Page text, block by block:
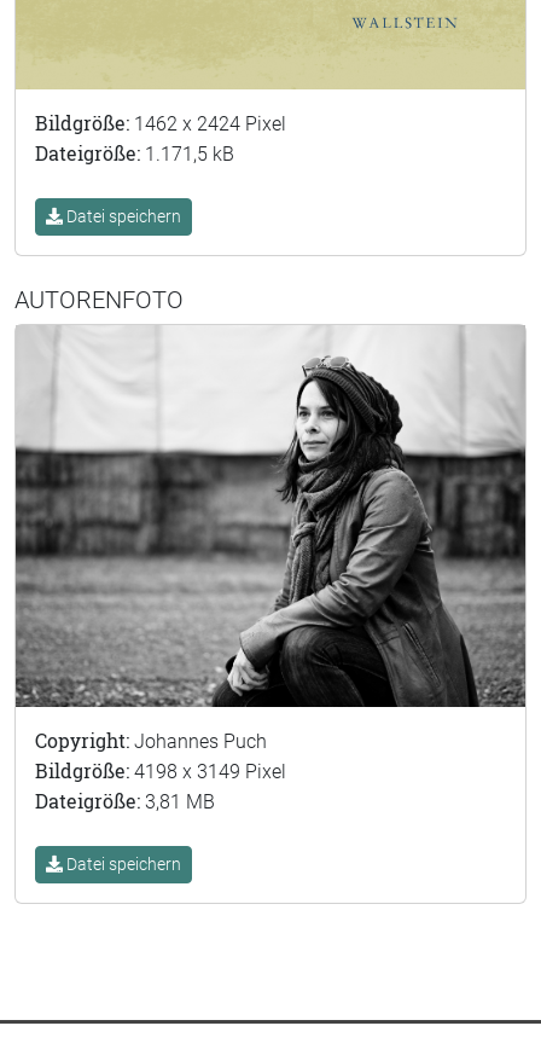
Bildgröße: 1462 x 2424 Pixel
Dateigröße: 1.171,5 kB
Datei speichern
AUTORENFOTO
Copyright: Johannes Puch
Bildgröße: 4198 x 3149 Pixel
Dateigröße: 3,81 MB
Datei speichern